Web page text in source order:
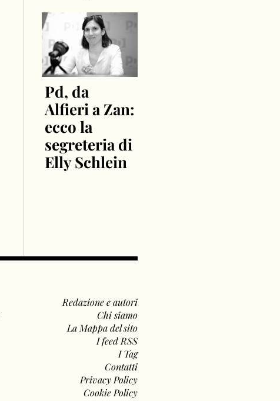
Pd, da
Alfieri a Zan:
ecco la
segreteria di
Elly Schlein
Redazione e autori
Chi siamo
La Mappa del sito
I feed RSS
I Tag
Contatti
Privacy Policy
Cookie Policy